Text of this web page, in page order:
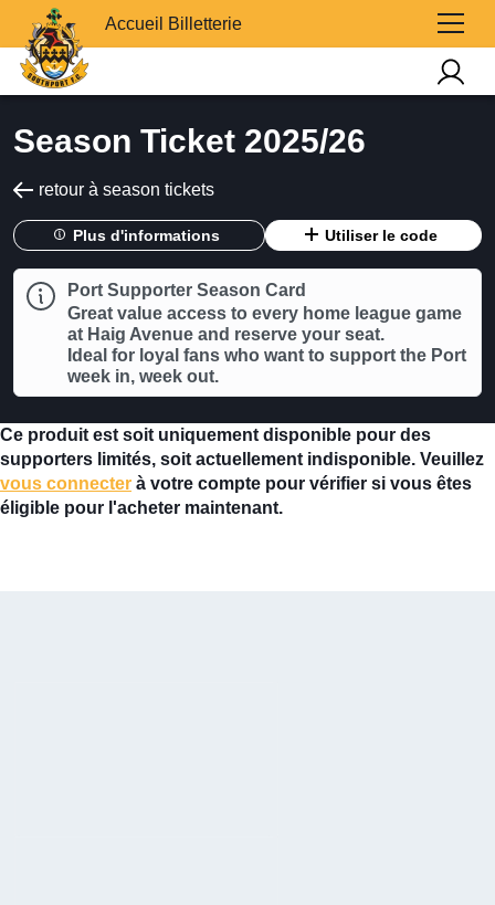
Accueil Billetterie
Season Ticket 2025/26
retour à season tickets
Plus d'informations Utiliser le code
Port Supporter Season Card
Great value access to every home league game
at Haig Avenue and reserve your seat.
Ideal for loyal fans who want to support the Port
week in, week out.
Ce produit est soit uniquement disponible pour des
supporters limités, soit actuellement indisponible. Veuillez
vous connecter à votre compte pour vérifier si vous êtes
éligible pour l'acheter maintenant.